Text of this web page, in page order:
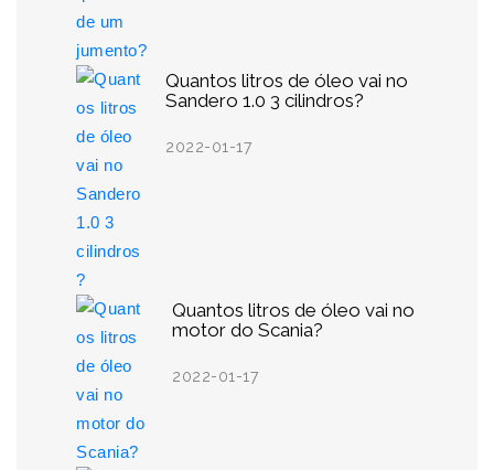
Quantos litros de óleo vai no
Sandero 1.0 3 cilindros?
2022-01-17
Quantos litros de óleo vai no
motor do Scania?
2022-01-17